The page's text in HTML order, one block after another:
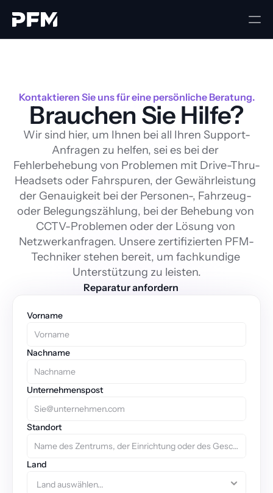
Kontaktieren Sie uns für eine persönliche Beratung.
Brauchen Sie Hilfe?
Wir sind hier, um Ihnen bei all Ihren Support-
Anfragen zu helfen, sei es bei der
Fehlerbehebung von Problemen mit Drive-Thru-
Headsets oder Fahrspuren, der Gewährleistung
der Genauigkeit bei der Personen-, Fahrzeug-
oder Belegungszählung, bei der Behebung von
CCTV-Problemen oder der Lösung von
Netzwerkanfragen. Unsere zertifizierten PFM-
Techniker stehen bereit, um fachkundige
Unterstützung zu leisten.
Reparatur anfordern
Vorname
Nachname
Unternehmenspost
Standort
Land